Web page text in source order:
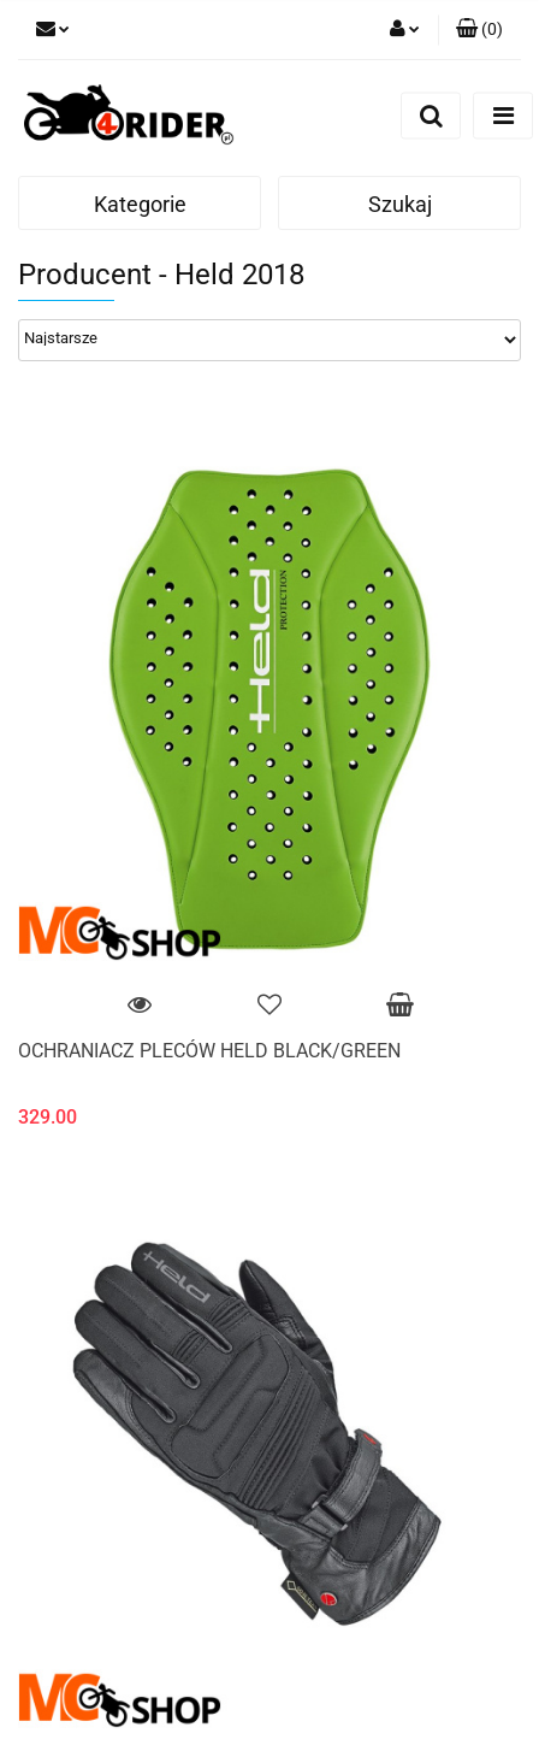
(0)
Kategorie Szukaj
Producent - Held 2018
OCHRANIACZ PLECÓW HELD BLACK/GREEN
329.00